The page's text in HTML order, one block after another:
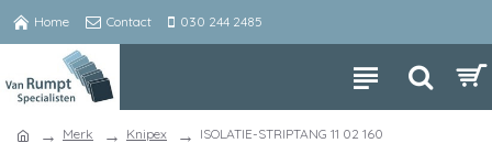
Home Contact 030 244 2485
Merk Knipex ISOLATIE-STRIPTANG 11 02 160